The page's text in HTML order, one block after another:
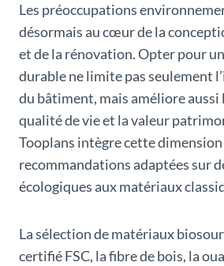
Les préoccupations
désormais au cœur de la
et de la rénovation. Opter pour
durable ne limite pas seulement
du bâtiment, mais améliore aussi
qualité de vie et la valeur
Tooplans intègre cette
recommandations adaptées sur
écologiques aux matériaux
La sélection de matériaux
certifié FSC, la fibre de bois, la